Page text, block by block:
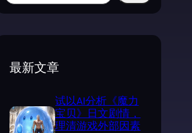
e
最新文章
试以AI分析《魔力
宝贝》日文剧情，
理清游戏外部因素